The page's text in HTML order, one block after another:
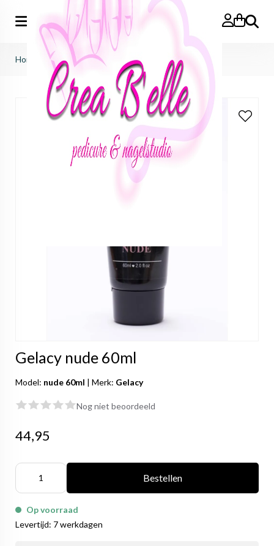
Zoeken
Home Gelacy / by djess gelacy Gelacy nude 60ml
Gelacy nude 60ml
Model: nude 60ml | Merk: Gelacy
Nog niet beoordeeld
44,95
Bestellen
Op voorraad
Levertijd: 7 werkdagen